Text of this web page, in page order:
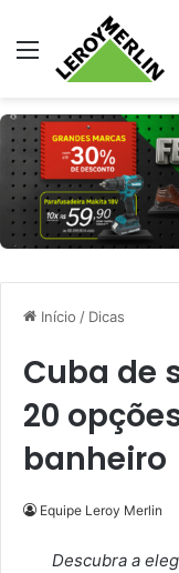
Menu
Início / Dicas
Cuba de
20
banheiro
Equipe Leroy Merlin
Descubra a